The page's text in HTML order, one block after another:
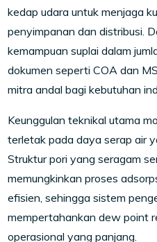
kedap udara untuk menjaga
penyimpanan dan distribusi.
kemampuan suplai dalam
dokumen seperti COA dan
mitra andal bagi kebutuhan
Keunggulan teknikal utama
terletak pada daya serap air
Struktur pori yang seragam
memungkinkan proses
efisien, sehingga sistem
mempertahankan dew point
operasional yang panjang.